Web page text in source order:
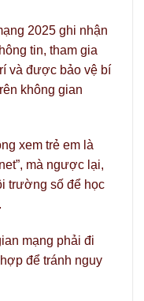
2025 ghi nhận
tin, tham gia
và được bảo vệ bí
không gian
xem trẻ em là
mà ngược lại,
trường số để học
mạng phải đi
để tránh nguy